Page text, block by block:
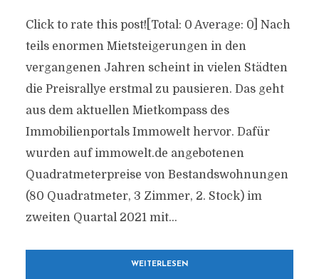
Click to rate this post![Total: 0 Average: 0] Nach
teils enormen Mietsteigerungen in den
vergangenen Jahren scheint in vielen Städten
die Preisrallye erstmal zu pausieren. Das geht
aus dem aktuellen Mietkompass des
Immobilienportals Immowelt hervor. Dafür
wurden auf immowelt.de angebotenen
Quadratmeterpreise von Bestandswohnungen
(80 Quadratmeter, 3 Zimmer, 2. Stock) im
zweiten Quartal 2021 mit...
WEITERLESEN